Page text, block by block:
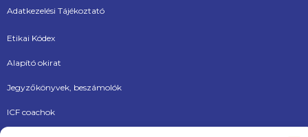
Adatkezelési Tájékoztató
Etikai Kódex
Alapító okirat
Jegyzőkönyvek, beszámolók
ICF coachok